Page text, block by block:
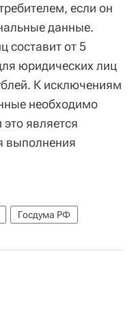
если он
данные.
составит от 5
юридических лиц
К исключениям
необходимо
является
выполнения
Госдума РФ